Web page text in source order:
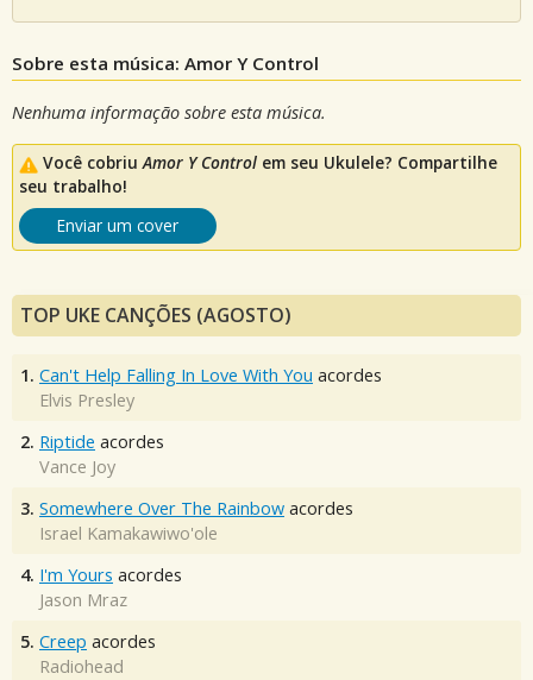
Sobre esta música: Amor Y Control
Nenhuma informação sobre esta música.
Você cobriuAmor Y Control em seu Ukulele? Compartilhe
seu trabalho!
Enviar um cover
TOP UKE CANÇÕES (AGOSTO)
1. Can't Help Falling In Love With You acordes
Elvis Presley
2. Riptide acordes
Vance Joy
3. Somewhere Over The Rainbow acordes
Israel Kamakawiwo'ole
4. I'm Yours acordes
Jason Mraz
5. Creep acordes
Radiohead